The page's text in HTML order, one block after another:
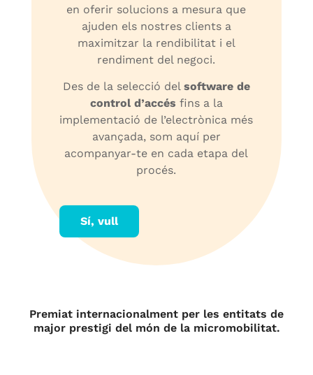
en oferir solucions a mesura que
ajuden els nostres clients a
maximitzar la rendibilitat i el
rendiment del negoci.
Des de la selecció del software de
control d’accés fins a la
implementació de l’electrònica més
avançada, som aquí per
acompanyar-te en cada etapa del
procés.
Sí, vull
Premiat internacionalment per les entitats de
major prestigi del món de la micromobilitat.